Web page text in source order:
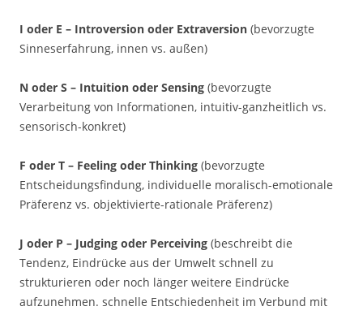
I oder E – Introversion oder Extraversion (bevorzugte
Sinneserfahrung, innen vs. außen)
N oder S – Intuition oder Sensing (bevorzugte
Verarbeitung von Informationen, intuitiv-ganzheitlich vs.
sensorisch-konkret)
F oder T – Feeling oder Thinking (bevorzugte
Entscheidungsfindung, individuelle moralisch-emotionale
Präferenz vs. objektivierte-rationale Präferenz)
J oder P – Judging oder Perceiving (beschreibt die
Tendenz, Eindrücke aus der Umwelt schnell zu
strukturieren oder noch länger weitere Eindrücke
aufzunehmen. schnelle Entschiedenheit im Verbund mit